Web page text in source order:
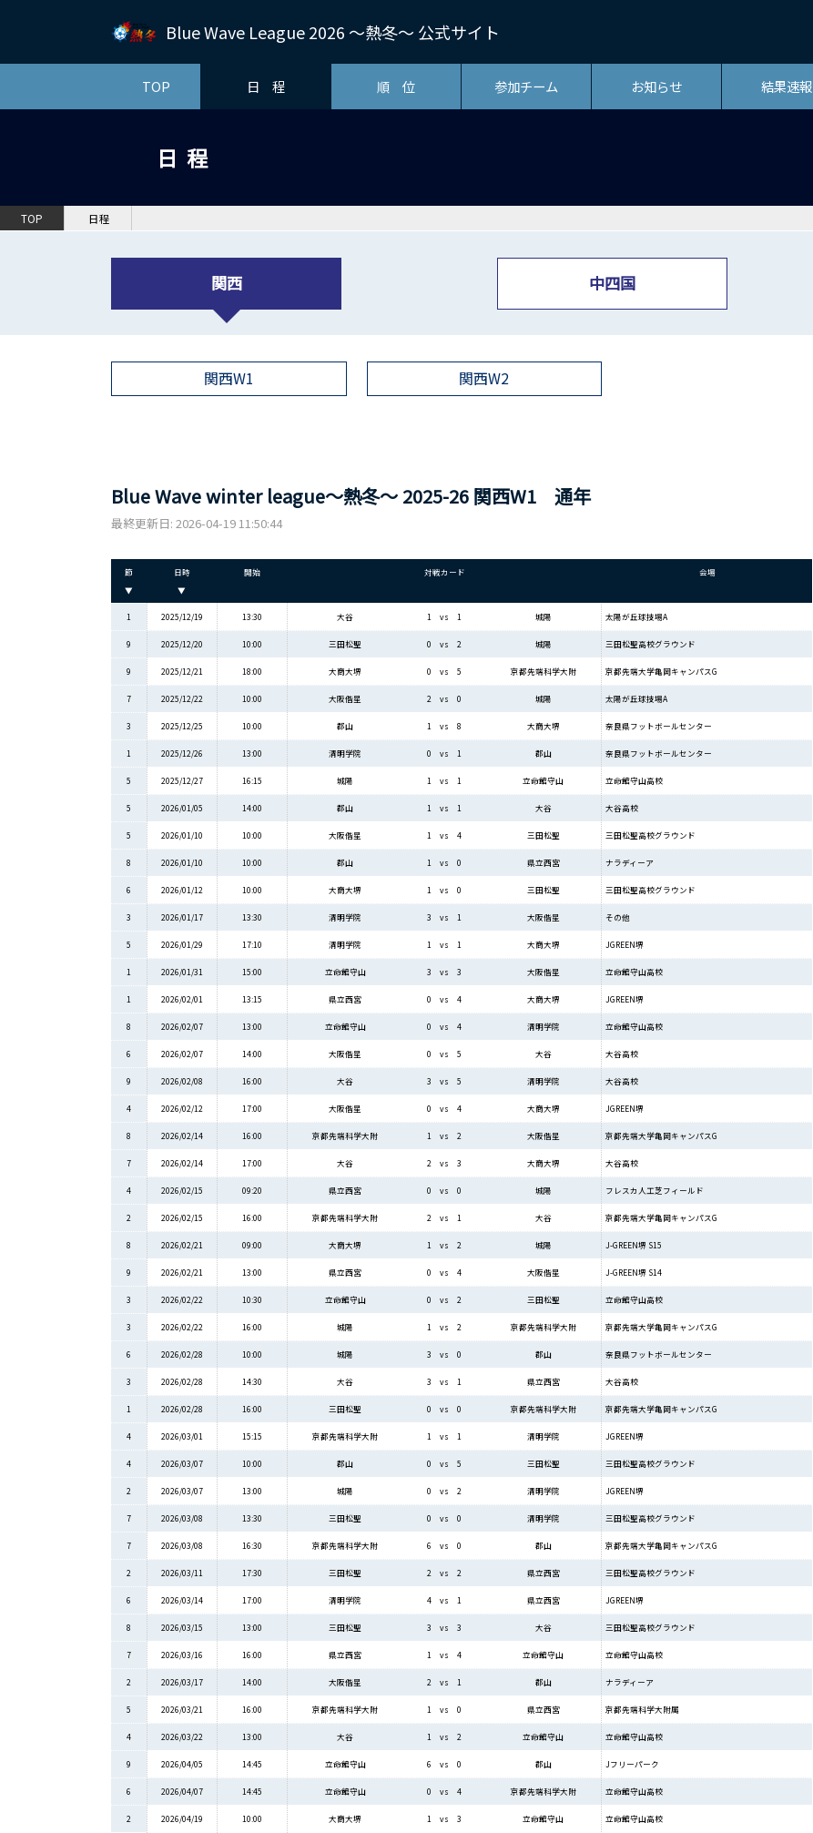
Blue Wave League 2026 ～熱冬～ 公式サイト
TOP 日 程 順 位 参加チーム お知らせ 結果速報
日程
TOP 日程
関西 中四国
関西W1 関西W2
Blue Wave winter league～熱冬～ 2025-26 関西W1 通年
最終更新日: 2026-04-19 11:50:44
節
▼
日時
▼
開始 対戦カード 会場
1 2025/12/19 13:30 大谷 1 vs 1 城陽 太陽が丘球技場A
9 2025/12/20 10:00 三田松聖 0 vs 2 城陽 三田松聖高校グラウンド
9 2025/12/21 18:00 大商大堺 0 vs 5 京都先端科学大附 京都先端大学亀岡キャンパスG
7 2025/12/22 10:00 大阪偕星 2 vs 0 城陽 太陽が丘球技場A
3 2025/12/25 10:00 郡山 1 vs 8 大商大堺 奈良県フットボールセンター
1 2025/12/26 13:00 清明学院 0 vs 1 郡山 奈良県フットボールセンター
5 2025/12/27 16:15 城陽 1 vs 1 立命館守山 立命館守山高校
5 2026/01/05 14:00 郡山 1 vs 1 大谷 大谷高校
5 2026/01/10 10:00 大阪偕星 1 vs 4 三田松聖 三田松聖高校グラウンド
8 2026/01/10 10:00 郡山 1 vs 0 県立西宮 ナラディーア
6 2026/01/12 10:00 大商大堺 1 vs 0 三田松聖 三田松聖高校グラウンド
3 2026/01/17 13:30 清明学院 3 vs 1 大阪偕星 その他
5 2026/01/29 17:10 清明学院 1 vs 1 大商大堺 JGREEN堺
1 2026/01/31 15:00 立命館守山 3 vs 3 大阪偕星 立命館守山高校
1 2026/02/01 13:15 県立西宮 0 vs 4 大商大堺 JGREEN堺
8 2026/02/07 13:00 立命館守山 0 vs 4 清明学院 立命館守山高校
6 2026/02/07 14:00 大阪偕星 0 vs 5 大谷 大谷高校
9 2026/02/08 16:00 大谷 3 vs 5 清明学院 大谷高校
4 2026/02/12 17:00 大阪偕星 0 vs 4 大商大堺 JGREEN堺
8 2026/02/14 16:00 京都先端科学大附 1 vs 2 大阪偕星 京都先端大学亀岡キャンパスG
7 2026/02/14 17:00 大谷 2 vs 3 大商大堺 大谷高校
4 2026/02/15 09:20 県立西宮 0 vs 0 城陽 フレスカ人工芝フィールド
2 2026/02/15 16:00 京都先端科学大附 2 vs 1 大谷 京都先端大学亀岡キャンパスG
8 2026/02/21 09:00 大商大堺 1 vs 2 城陽 J-GREEN堺 S15
9 2026/02/21 13:00 県立西宮 0 vs 4 大阪偕星 J-GREEN堺 S14
3 2026/02/22 10:30 立命館守山 0 vs 2 三田松聖 立命館守山高校
3 2026/02/22 16:00 城陽 1 vs 2 京都先端科学大附 京都先端大学亀岡キャンパスG
6 2026/02/28 10:00 城陽 3 vs 0 郡山 奈良県フットボールセンター
3 2026/02/28 14:30 大谷 3 vs 1 県立西宮 大谷高校
1 2026/02/28 16:00 三田松聖 0 vs 0 京都先端科学大附 京都先端大学亀岡キャンパスG
4 2026/03/01 15:15 京都先端科学大附 1 vs 1 清明学院 JGREEN堺
4 2026/03/07 10:00 郡山 0 vs 5 三田松聖 三田松聖高校グラウンド
2 2026/03/07 13:00 城陽 0 vs 2 清明学院 JGREEN堺
7 2026/03/08 13:30 三田松聖 0 vs 0 清明学院 三田松聖高校グラウンド
7 2026/03/08 16:30 京都先端科学大附 6 vs 0 郡山 京都先端大学亀岡キャンパスG
2 2026/03/11 17:30 三田松聖 2 vs 2 県立西宮 三田松聖高校グラウンド
6 2026/03/14 17:00 清明学院 4 vs 1 県立西宮 JGREEN堺
8 2026/03/15 13:00 三田松聖 3 vs 3 大谷 三田松聖高校グラウンド
7 2026/03/16 16:00 県立西宮 1 vs 4 立命館守山 立命館守山高校
2 2026/03/17 14:00 大阪偕星 2 vs 1 郡山 ナラディーア
5 2026/03/21 16:00 京都先端科学大附 1 vs 0 県立西宮 京都先端科学大附属
4 2026/03/22 13:00 大谷 1 vs 2 立命館守山 立命館守山高校
9 2026/04/05 14:45 立命館守山 6 vs 0 郡山 Jフリーパーク
6 2026/04/07 14:45 立命館守山 0 vs 4 京都先端科学大附 立命館守山高校
2 2026/04/19 10:00 大商大堺 1 vs 3 立命館守山 立命館守山高校